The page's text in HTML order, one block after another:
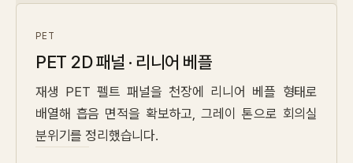
PET
PET 2D 패널 · 리니어 베플
재생 PET 펠트 패널을 천장에 리니어 베플 형태로
배열해 흡음 면적을 확보하고, 그레이 톤으로 회의실
분위기를 정리했습니다.